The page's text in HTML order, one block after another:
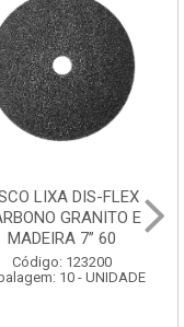
LIXA DIS-FLEX
GRANITO E
MADEIRA 7” 60
Código: 123200
10 - UNIDADE